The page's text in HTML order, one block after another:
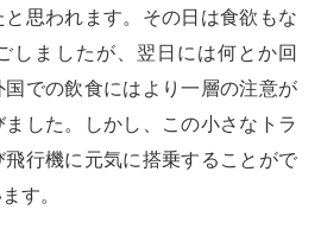
思われます。その日は食欲もな
しましたが、翌日には何とか回
での飲食にはより一層の注意が
した。しかし、この小さなトラ
行機に元気に搭乗することがで
す。